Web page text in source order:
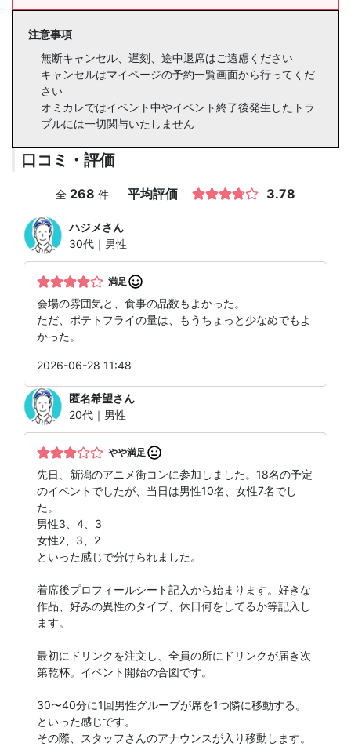
注意事項
無断キャンセル、遅刻、途中退席はご遠慮ください
キャンセルはマイページの予約一覧画面から行ってくだ
さい
オミカレではイベント中やイベント終了後発生したトラ
ブルには一切関与いたしません
口コミ・評価
全 268 件 平均評価 3.78
ハジメさん
30代｜男性
満足
会場の雰囲気と、食事の品数もよかった。
ただ、ポテトフライの量は、もうちょっと少なめでもよ
かった。
2026-06-28 11:48
匿名希望さん
20代｜男性
やや満足
先日、新潟のアニメ街コンに参加しました。18名の予定
のイベントでしたが、当日は男性10名、女性7名でし
た。
男性3、4、3
女性2、3、2
といった感じで分けられました。
着席後プロフィールシート記入から始まります。好きな
作品、好みの異性のタイプ、休日何をしてるか等記入し
ます。
最初にドリンクを注文し、全員の所にドリンクが届き次
第乾杯。イベント開始の合図です。
30〜40分に1回男性グループが席を1つ隣に移動する。
といった感じです。
その際、スタッフさんのアナウンスが入り移動します。